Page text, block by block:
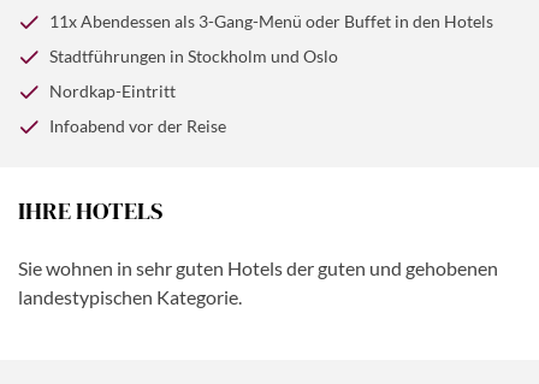
faszinierenden Reise.
11x Abendessen als 3-Gang-Menü oder Buffet in den Hotels
Stadtführungen in Stockholm und Oslo
Nordkap-Eintritt
Infoabend vor der Reise
IHRE HOTELS
Sie wohnen in sehr guten Hotels der guten und gehobenen
landestypischen Kategorie.